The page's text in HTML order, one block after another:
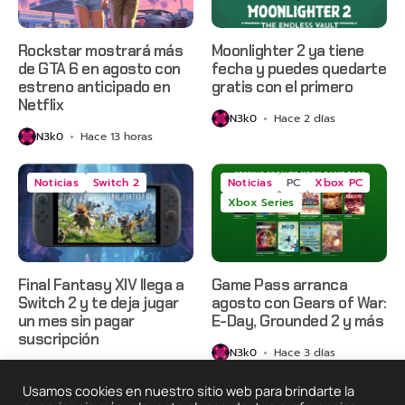
Rockstar mostrará más
de GTA 6 en agosto con
estreno anticipado en
Netflix
N3k0 Hace 13 horas
Moonlighter 2 ya tiene
fecha y puedes quedarte
gratis con el primero
N3k0 Hace 2 días
Noticias Switch 2
Final Fantasy XIV llega a
Switch 2 y te deja jugar
un mes sin pagar
suscripción
Noticias PC
Xbox PC
Xbox Series
Game Pass arranca
agosto con Gears of War:
E-Day, Grounded 2 y más
N3k0 Hace 3 días
Usamos cookies en nuestro sitio web para brindarte la